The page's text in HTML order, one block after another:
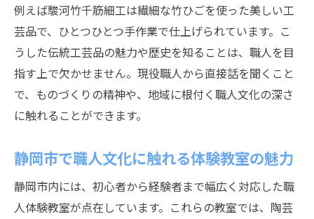
見
職人を目指す方に贈る静岡市の応援メッセ
ージ
例えば駿河竹千筋細工は繊細な竹ひごを使った美しい工
芸品で、ひとつひとつ手作業で仕上げられています。こ
うした伝統工芸品の魅力や歴史を知ることは、職人を目
指す上で欠かせません。現役職人から直接話を聞くこと
で、ものづくりの精神や、地域に根付く職人文化の深さ
に触れることができます。
静岡市で職人文化に触れる体験教室の魅力
静岡市内には、初心者から経験者まで幅広く対応した職
人体験教室が点在しています。これらの教室では、陶芸